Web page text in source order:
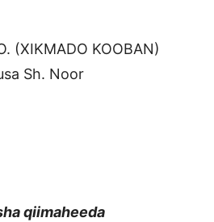
(XIKMADO KOOBAN)
Sh. Noor
qiimaheeda